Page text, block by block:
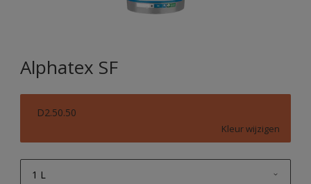
Alphatex SF
D2.50.50
Kleur wijzigen
1 L